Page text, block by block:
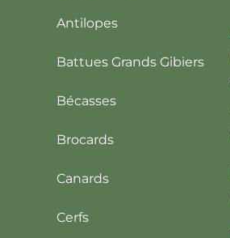
Antilopes
Battues Grands Gibiers
Bécasses
Brocards
Canards
Cerfs